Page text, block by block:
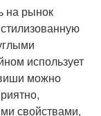
на рынок
использует
можно
свойствами,